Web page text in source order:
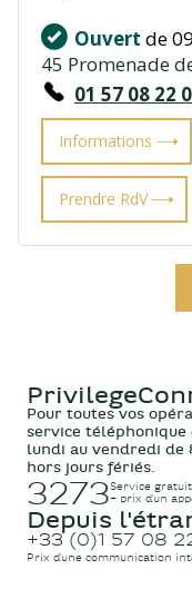
Ouvert de
45 Promenade
01 57 08 22
Informations
Prendre RdV
Pour toutes vos
service
lundi au vendredi de
hors jours fériés.
3273Service gratuit
+ prix d’un
Depuis
+33 (0)1 57 08
Prix d’une communication